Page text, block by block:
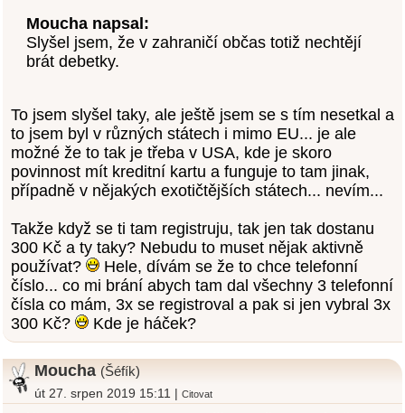
Moucha napsal:
Slyšel jsem, že v zahraničí občas totiž nechtějí
brát debetky.
To jsem slyšel taky, ale ještě jsem se s tím nesetkal a
to jsem byl v různých státech i mimo EU... je ale
možné že to tak je třeba v USA, kde je skoro
povinnost mít kreditní kartu a funguje to tam jinak,
případně v nějakých exotičtějších státech... nevím...
Takže když se ti tam registruju, tak jen tak dostanu
300 Kč a ty taky? Nebudu to muset nějak aktivně
používat?
Hele, dívám se že to chce telefonní
číslo... co mi brání abych tam dal všechny 3 telefonní
čísla co mám, 3x se registroval a pak si jen vybral 3x
300 Kč?
Kde je háček?
Moucha (Šéfík)
út 27. srpen 2019 15:11 | Citovat